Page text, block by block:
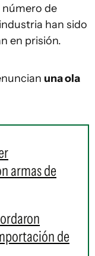
número de
han sido
en prisión.
una ola
armas de
de